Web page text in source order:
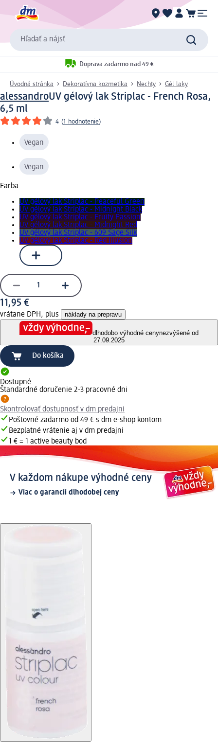
Hľadať a nájsť
Doprava zadarmo nad 49 €
Úvodná stránka Dekoratívna kozmetika Nechty Gél laky
alessandroUV gélový lak Striplac - French Rosa,
6,5 ml
4 (1 hodnotenie)
Vegan
Vegan
Farba
UV gélový lak Striplac - Peaceful Green
UV gélový lak Striplac - Midnight Black
UV gélový lak Striplac - Fruity Passion
UV gélový lak Striplac - Midnight Red
UV gélový lak Striplac - 609 Sage Silk
UV gélový lak Striplac - Red Illusion
11,95 €
vrátane DPH, plus náklady na prepravu
dlhodobo výhodné cenynezvýšené od
27.09.2025
Do košíka
Dostupné
Štandardné doručenie 2-3 pracovné dni
Skontrolovať dostupnosť v dm predajni
Poštovné zadarmo od 49 € s dm e-shop kontom
Bezplatné vrátenie aj v dm predajni
1 € = 1 active beauty bod
V každom nákupe výhodné ceny
Viac o garancii dlhodobej ceny